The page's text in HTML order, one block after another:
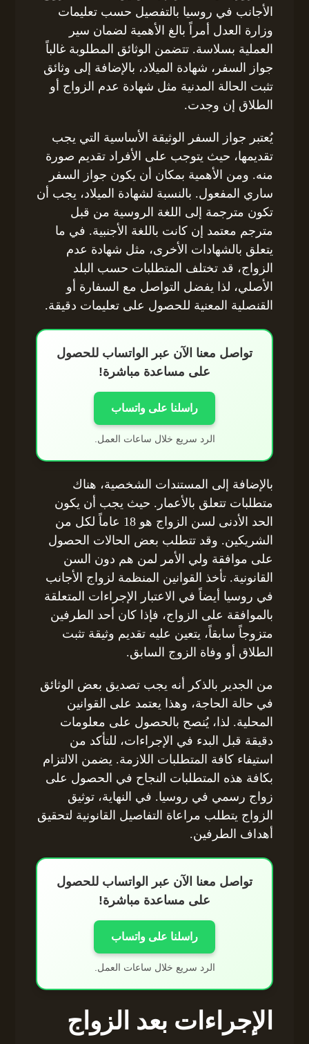
الأجانب في روسيا بالتفصيل حسب تعليمات
وزارة العدل أمراً بالغ الأهمية لضمان سير
العملية بسلاسة. تتضمن الوثائق المطلوبة غالباً
جواز السفر، شهادة الميلاد، بالإضافة إلى وثائق
تثبت الحالة المدنية مثل شهادة عدم الزواج أو
الطلاق إن وجدت.
يُعتبر جواز السفر الوثيقة الأساسية التي يجب
تقديمها، حيث يتوجب على الأفراد تقديم صورة
منه. ومن الأهمية بمكان أن يكون جواز السفر
ساري المفعول. بالنسبة لشهادة الميلاد، يجب أن
تكون مترجمة إلى اللغة الروسية من قبل
مترجم معتمد إن كانت باللغة الأجنبية. في ما
يتعلق بالشهادات الأخرى، مثل شهادة عدم
الزواج، قد تختلف المتطلبات حسب البلد
الأصلي، لذا يفضل التواصل مع السفارة أو
القنصلية المعنية للحصول على تعليمات دقيقة.
تواصل معنا الآن عبر الواتساب للحصول
على مساعدة مباشرة!
راسلنا على واتساب
الرد سريع خلال ساعات العمل.
بالإضافة إلى المستندات الشخصية، هناك
متطلبات تتعلق بالأعمار. حيث يجب أن يكون
الحد الأدنى لسن الزواج هو 18 عاماً لكل من
الشريكين. وقد تتطلب بعض الحالات الحصول
على موافقة ولي الأمر لمن هم دون السن
القانونية. تأخذ القوانين المنظمة لزواج الأجانب
في روسيا أيضاً في الاعتبار الإجراءات المتعلقة
بالموافقة على الزواج، فإذا كان أحد الطرفين
متزوجاً سابقاً، يتعين عليه تقديم وثيقة تثبت
الطلاق أو وفاة الزوج السابق.
من الجدير بالذكر أنه يجب تصديق بعض الوثائق
في حالة الحاجة، وهذا يعتمد على القوانين
المحلية. لذا، يُنصح بالحصول على معلومات
دقيقة قبل البدء في الإجراءات، للتأكد من
استيفاء كافة المتطلبات اللازمة. يضمن الالتزام
بكافة هذه المتطلبات النجاح في الحصول على
زواج رسمي في روسيا. في النهاية، توثيق
الزواج يتطلب مراعاة التفاصيل القانونية لتحقيق
أهداف الطرفين.
تواصل معنا الآن عبر الواتساب للحصول
على مساعدة مباشرة!
راسلنا على واتساب
الرد سريع خلال ساعات العمل.
الإجراءات بعد الزواج